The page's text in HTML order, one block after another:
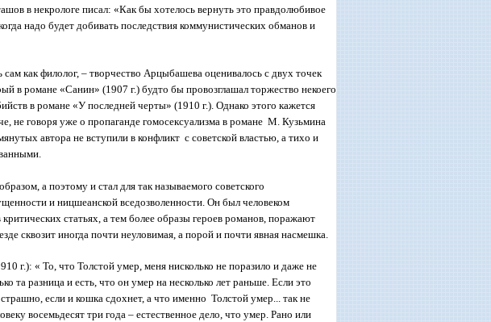
в некрологе писал: «Как бы хотелось вернуть это правдолюбивое
надо будет добивать последствия коммунистических обманов и
сам как филолог, – творчество Арцыбашева оценивалось с двух точек
в романе «Санин» (1907 г.) будто бы провозглашал торжество некоего
в романе «У последней черты» (1910 г.). Однако этого кажется
не говоря уже о пропаганде гомосексуализма в романе М. Кузьмина
автора не вступили в конфликт с советской властью, а тихо и
а поэтому и стал для так называемого советского
и ницшеанской вседозволенности. Он был человеком
статьях, а тем более образы героев романов, поражают
сквозит иногда почти неуловимая, а порой и почти явная насмешка.
г.): « То, что Толстой умер, меня нисколько не поразило и даже не
та разница и есть, что он умер на несколько лет раньше. Если это
если и кошка сдохнет, а что именно Толстой умер... так не
восемьдесят три года – естественное дело, что умер. Рано или